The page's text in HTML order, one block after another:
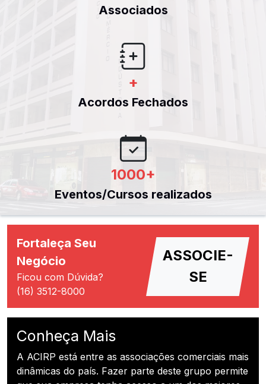
Associados
+
Acordos Fechados
1000+
Eventos/Cursos realizados
Fortaleça Seu
Negócio
Ficou com Dúvida?
(16) 3512-8000
ASSOCIE-
SE
Conheça Mais
A ACIRP está entre as associações comerciais mais
dinâmicas do país. Fazer parte deste grupo permite